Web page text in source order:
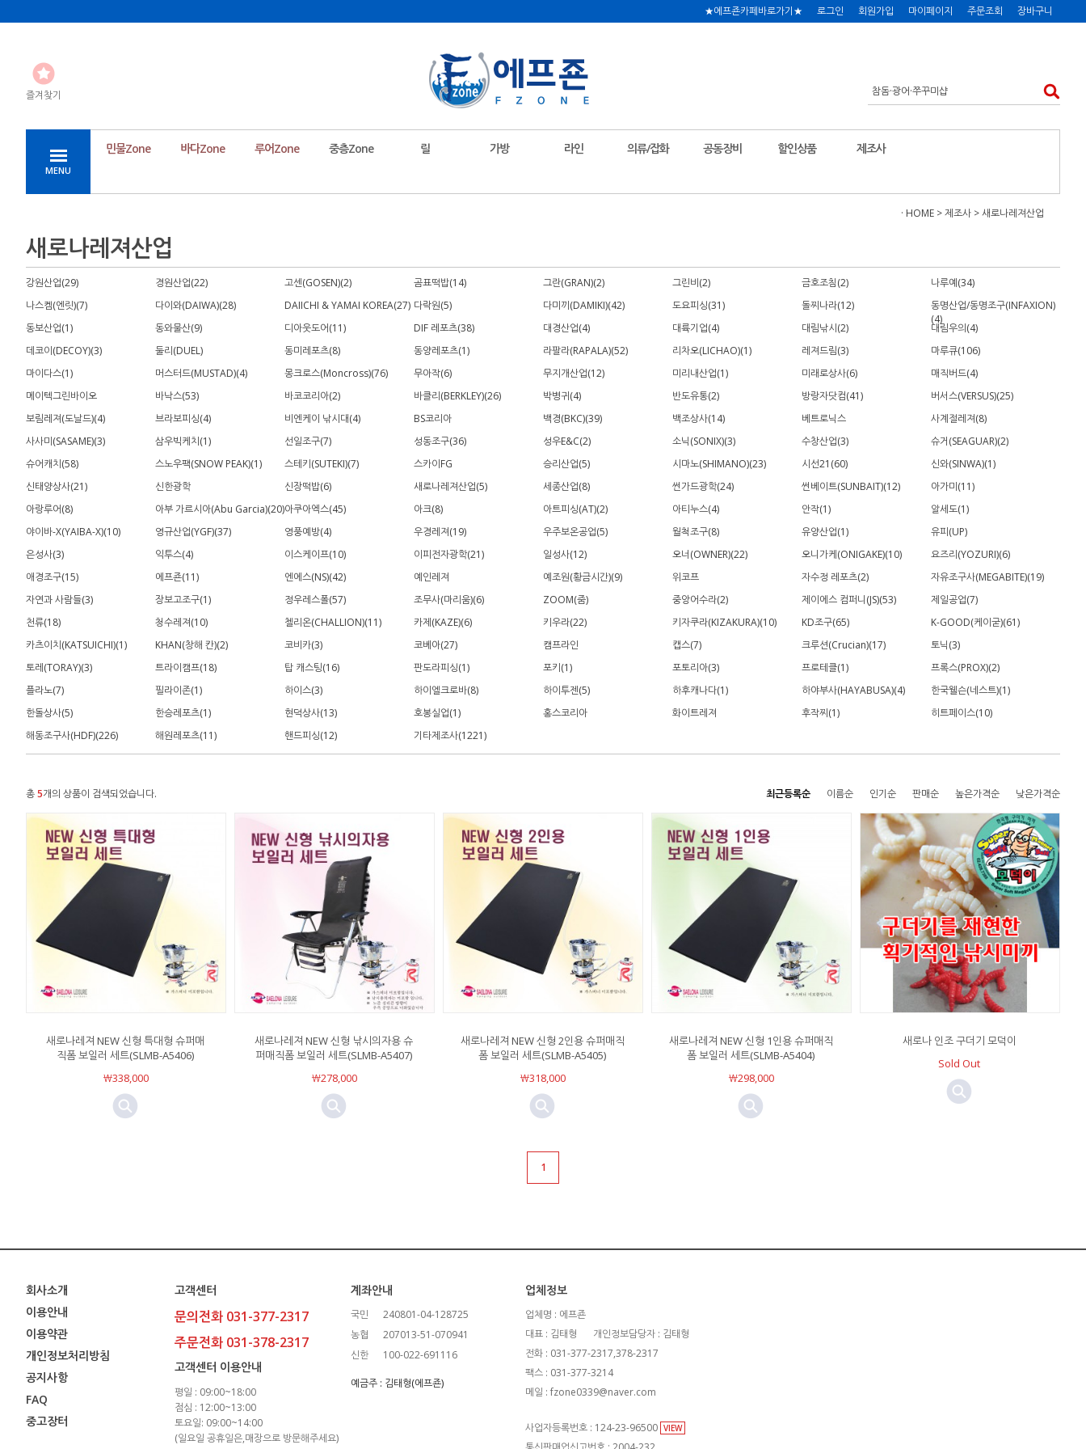
★에프죤카페바로가기★ 로그인 회원가입 마이페이지 주문조회 장바구니
즐겨찾기
MENU
민물Zone 바다Zone 루어Zone 중층Zone 릴 가방 라인 의류/잡화 공동장비 할인상품 제조사
· HOME >제조사 >새로나레져산업
새로나레져산업
강원산업(29) 경원산업(22) 고센(GOSEN)(2) 곰표떡밥(14) 그란(GRAN)(2) 그린비(2) 금호조침(2)
나루예(34)
나스켐(엔릿)(7)
다이와(DAIWA)(28) DAIICHI & YAMAI KOREA(27) 다락원(5) 다미끼(DAMIKI)(42) 도요피싱(31) 돌찌나라(12)
동명산업/동명조구(INFAXION)
(4)
동보산업(1) 동와물산(9) 디아웃도어(11) DIF 레포츠(38) 대경산업(4) 대륙기업(4) 대림낚시(2)
대림우의(4)
데코이(DECOY)(3)
둘리(DUEL) 동미레포츠(8) 동양레포츠(1) 라팔라(RAPALA)(52) 리차오(LICHAO)(1) 레져드림(3)
마루큐(106)
마이다스(1)
머스터드(MUSTAD)(4) 몽크로스(Moncross)(76) 무아작(6) 무지개산업(12) 미리내산업(1) 미래로상사(6)
매직버드(4)
메이텍그린바이오
바낙스(53) 바코코리아(2) 바클리(BERKLEY)(26) 박병귀(4) 반도유통(2) 방랑자닷컴(41)
버서스(VERSUS)(25)
보림레져(도날드)(4)
브라보피싱(4) 비엔케이 낚시대(4) BS코리아 백경(BKC)(39) 백조상사(14) 베트로닉스
사계절레져(8)
사사미(SASAME)(3)
삼우빅케치(1) 선일조구(7) 성동조구(36) 성우E&C(2) 소닉(SONIX)(3) 수창산업(3)
슈거(SEAGUAR)(2)
슈어캐치(58)
스노우팩(SNOW PEAK)(1) 스테키(SUTEKI)(7) 스카이FG 승리산업(5) 시마노(SHIMANO)(23) 시선21(60)
신와(SINWA)(1)
신태양상사(21)
신한광학 신장떡밥(6) 새로나레져산업(5) 세종산업(8) 썬가드광학(24) 썬베이트(SUNBAIT)(12)
아가미(11)
아랑루어(8)
아부 가르시아(Abu Garcia)(20)아쿠아엑스(45) 아크(8) 아트피싱(AT)(2) 아티누스(4) 안작(1)
알세도(1)
야이바-X(YAIBA-X)(10)
영규산업(YGF)(37) 영풍예방(4) 우경레져(19) 우주보온공업(5) 월척조구(8) 유양산업(1)
유피(UP)
은성사(3)
익투스(4) 이스케이프(10) 이피전자광학(21) 일성사(12) 오너(OWNER)(22) 오니가케(ONIGAKE)(10)
요즈리(YOZURI)(6)
애경조구(15)
에프죤(11) 엔에스(NS)(42) 예인레져 예조원(황금시간)(9) 위코프 자수정 레포츠(2)
자유조구사(MEGABITE)(19)
자연과 사람들(3)
장보고조구(1) 정우레스폴(57) 조무사(마리움)(6) ZOOM(줌) 중앙어수라(2) 제이에스 컴퍼니(JS)(53)
제일공업(7)
천류(18)
청수레져(10) 첼리온(CHALLION)(11) 카제(KAZE)(6) 키우라(22) 키자쿠라(KIZAKURA)(10) KD조구(65)
K-GOOD(케이굳)(61)
카츠이치(KATSUICHI)(1)
KHAN(창해 칸)(2) 코비카(3) 코베아(27) 캠프라인 캡스(7) 크루션(Crucian)(17)
토닉(3)
토레(TORAY)(3)
트라이캠프(18) 탑 캐스팅(16) 판도라피싱(1) 포키(1) 포토리아(3) 프로테클(1)
프록스(PROX)(2)
플라노(7)
필라이존(1) 하이스(3) 하이엘크로바(8) 하이투젠(5) 하후캐나다(1) 하야부사(HAYABUSA)(4)
한국웰슨(네스트)(1)
한돌상사(5)
한승레포츠(1) 현덕상사(13) 호봉실업(1) 홍스코리아 화이트레져 후작찌(1)
히트페이스(10)
해동조구사(HDF)(226)
해원레포츠(11) 핸드피싱(12) 기타제조사(1221)
총5개의 상품이 검색되었습니다. 최근등록순 이름순 인기순 판매순 높은가격순 낮은가격순
새로나레져 NEW 신형 특대형 슈퍼매
직폼 보일러 세트(SLMB-A5406)
￦338,000
새로나레져 NEW 신형 낚시의자용 슈
퍼매직폼 보일러 세트(SLMB-A5407)
￦278,000
새로나레져 NEW 신형 2인용 슈퍼매직
폼 보일러 세트(SLMB-A5405)
￦318,000
새로나레져 NEW 신형 1인용 슈퍼매직
폼 보일러 세트(SLMB-A5404)
￦298,000
새로나 인조 구더기 모덕이
Sold Out
1
회사소개
이용안내
이용약관
개인정보처리방침
공지사항
FAQ
중고장터
고객센터
문의전화 031-377-2317
주문전화 031-378-2317
고객센터 이용안내
평일 : 09:00~18:00
점심 : 12:00~13:00
토요일: 09:00~14:00
(일요일 공휴일은,매장으로 방문해주세요)
계좌안내
국민
240801-04-128725
농협
207013-51-070941
신한
100-022-691116
예금주 : 김태형(에프죤)
업체정보
업체명 : 에프죤
대표 : 김태형
개인정보담당자 : 김태형
전화 : 031-377-2317,378-2317
팩스 : 031-377-3214
메일 : fzone0339@naver.com
사업자등록번호 : 124-23-96500 VIEW